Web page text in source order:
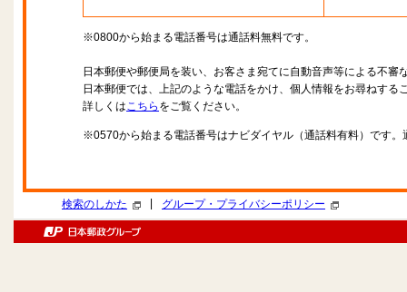
※0800から始まる電話番号は通話料無料です。
日本郵便や郵便局を装い、お客さま宛てに自動音声等による不審
日本郵便では、上記のような電話をかけ、個人情報をお尋ねする
詳しくはこちら をご覧ください。
※0570から始まる電話番号はナビダイヤル（通話料有料）です
検索のしかた グループ・プライバシーポリシー